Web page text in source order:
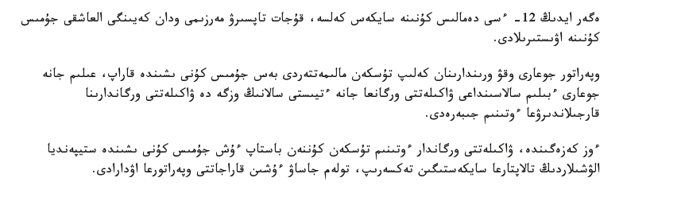
ەگەر ايدىڭ 12- ءسى دەمالىس كۇنىنە سايكەس كەلسە، قۇجات تاپسىرۋ مەرزىمى ودان كەيىنگى العاشقى جۇمىس
كۇنىنە اۋىستىرىلادى.
وپەراتور جوعارى وقۋ ورىندارىنان كەلىپ تۇسكەن مالىمەتتەردى بەس جۇمىس كۇنى ىشىندە قاراپ، عىلىم جانە
جوعارى ءبىلىم سالاسىنداعى ۋاكىلەتتى ورگانعا جانە ءتيىستى سالانىڭ وزگە دە ۋاكىلەتتى ورگاندارىنا
قارجىلاندىرۋعا ءوتىنىم جىبەرەدى.
ءوز كەزەگىندە، ۋاكىلەتتى ورگاندار ءوتىنىم تۇسكەن كۇننەن باستاپ ءۇش جۇمىس كۇنى ىشىندە ستيپەنديا
الۋشىلاردىڭ تالاپتارعا سايكەستىگىن تەكسەرىپ، تولەم جاساۋ ءۇشىن قاراجاتتى وپەراتورعا اۋدارادى.